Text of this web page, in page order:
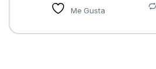
Me Gusta